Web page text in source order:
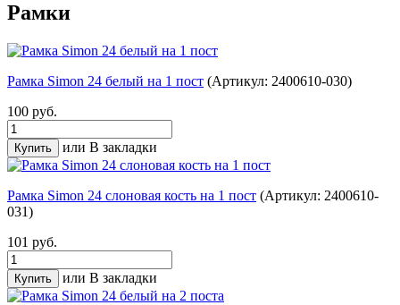
Рамки
Рамка Simon 24 белый на 1 пост (Артикул: 2400610-030)
100 руб.
или В закладки
Рамка Simon 24 слоновая кость на 1 пост (Артикул: 2400610-
031)
101 руб.
или В закладки